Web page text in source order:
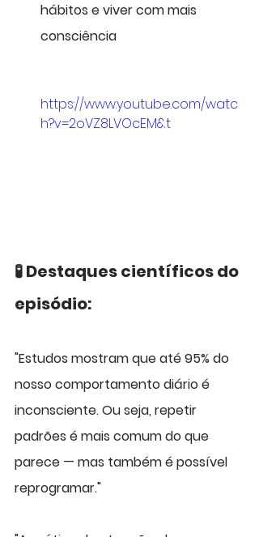
hábitos e viver com mais
consciência
https://www.youtube.com/watc
h?v=2oVZ8LVOcEM&t
🧪 Destaques científicos do
episódio:
"Estudos mostram que até 95% do
nosso comportamento diário é
inconsciente. Ou seja, repetir
padrões é mais comum do que
parece — mas também é possível
reprogramar."